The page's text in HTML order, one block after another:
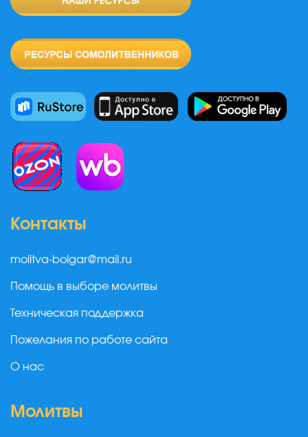
Контакты
molitva-bolgar@mail.ru
Помощь в выборе молитвы
Техническая поддержка
Пожелания по работе сайта
О нас
Молитвы